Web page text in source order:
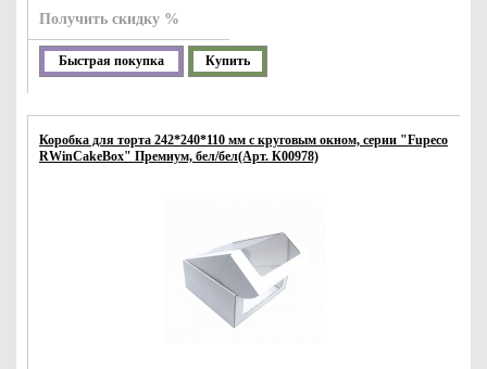
Получить скидку %
Быстрая покупка Купить
Коробка для торта 242*240*110 мм с круговым окном, серии "Fupeco
RWinCakeBox" Премиум, бел/бел(Арт. К00978)